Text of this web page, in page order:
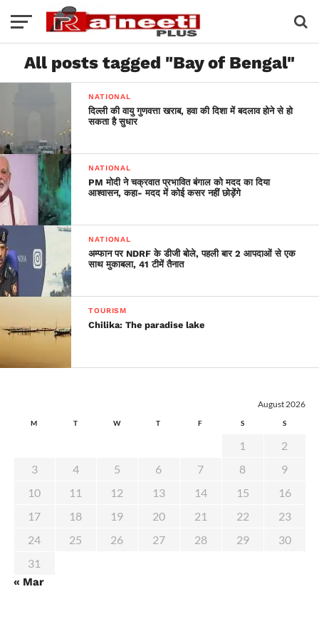
All posts tagged "Bay of Bengal"
NATIONAL
दिल्ली की वायु गुणवत्ता खराब, हवा की दिशा में बदलाव होने से हो
सकता है सुधार
NATIONAL
PM मोदी ने चक्रवात प्रभावित बंगाल को मदद का दिया
आश्वासन, कहा- मदद में कोई कसर नहीं छोड़ेंगे
NATIONAL
अम्फान पर NDRF के डीजी बोले, पहली बार 2 आपदाओं से एक
साथ मुकाबला, 41 टीमें तैनात
TOURISM
Chilika: The paradise lake
August 2026
M T W T F S S
1
2
3
4 5 6 7 8
9
10
11 12 13 14 15
16
17
18 19 20 21 22
23
24
25 26 27 28 29
30
31
« Mar